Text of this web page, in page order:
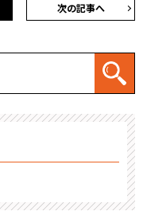
次の記事へ